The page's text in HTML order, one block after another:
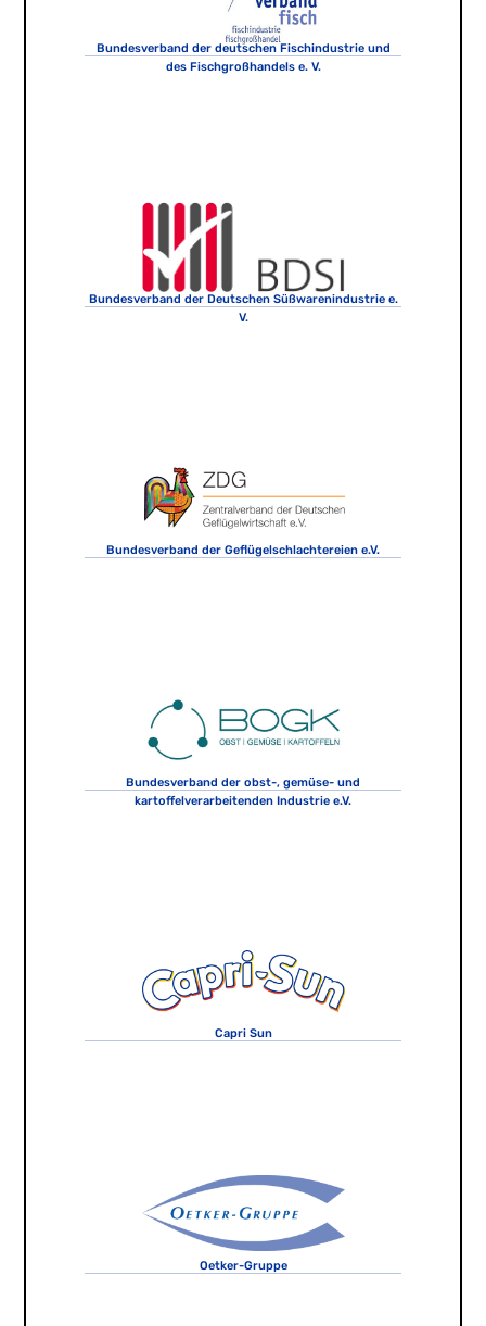
Bundesverband der deutschen Fischindustrie und
des Fischgroßhandels e. V.
Bundesverband der Deutschen Süßwarenindustrie e.
V.
Bundesverband der Geflügelschlachtereien e.V.
Bundesverband der obst-, gemüse- und
kartoffelverarbeitenden Industrie e.V.
Capri Sun
Oetker-Gruppe